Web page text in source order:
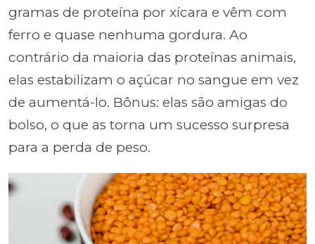
gramas de proteína por xícara e vêm com
ferro e quase nenhuma gordura. Ao
contrário da maioria das proteínas animais,
elas estabilizam o açúcar no sangue em vez
de aumentá-lo. Bônus: elas são amigas do
bolso, o que as torna um sucesso surpresa
para a perda de peso.